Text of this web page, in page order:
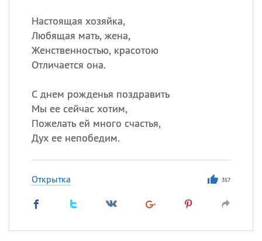
Настоящая хозяйка,
Любящая мать, жена,
Женственностью, красотою
Отличается она.
С днем рожденья поздравить
Мы ее сейчас хотим,
Пожелать ей много счастья,
Дух ее непобедим.
Открытка 357